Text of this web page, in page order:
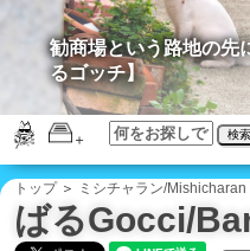
検索
勧商場という路地の先
るゴッチ】
トップ＞ ミシチャラン/Mishicharan
ばるGocci/